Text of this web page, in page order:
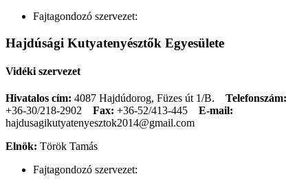
Fajtagondozó szervezet:
Hajdúsági Kutyatenyésztők Egyesülete
Vidéki szervezet
Hivatalos cím: 4087 Hajdúdorog, Füzes út 1/B. Telefonszám:
+36-30/218-2902
Fax: +36-52/413-445
E-mail:
hajdusagikutyatenyesztok2014@gmail.com
Elnök: Török Tamás
Fajtagondozó szervezet: